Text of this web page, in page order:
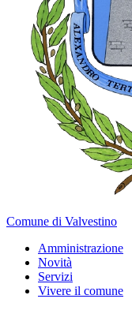
Comune di Valvestino
Amministrazione
Novità
Servizi
Vivere il comune